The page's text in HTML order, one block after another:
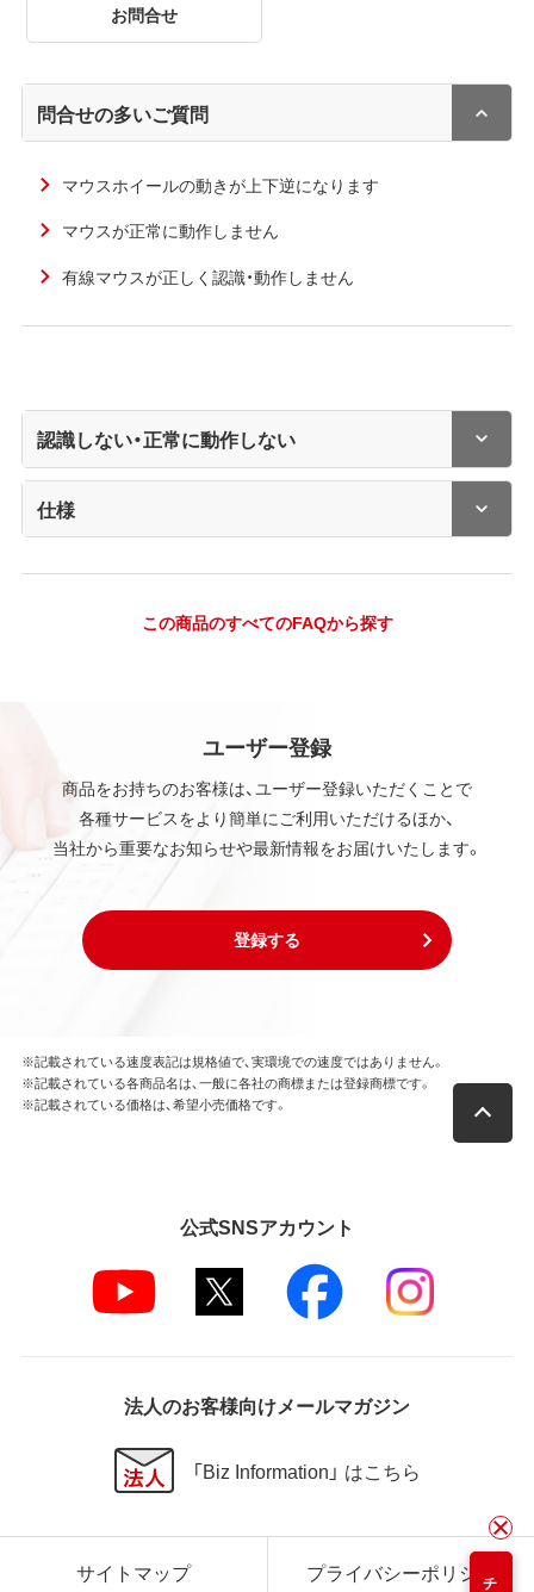
お問合せ
問合せの多いご質問
マウスホイールの動きが上下逆になります
マウスが正常に動作しません
有線マウスが正しく認識・動作しません
認識しない・正常に動作しない
仕様
この商品のすべてのFAQから探す
ユーザー登録
商品をお持ちのお客様は、ユーザー登録いただくことで
各種サービスをより簡単にご利用いただけるほか、
当社から重要なお知らせや最新情報をお届けいたします。
登録する
※記載されている速度表記は規格値で、実環境での速度ではありません。
※記載されている各商品名は、一般に各社の商標または登録商標です。
※記載されている価格は、希望小売価格です。
公式SNSアカウント
法人のお客様向けメールマガジン
「Biz Information」 はこちら
サイトマップ プライバシーポリシー